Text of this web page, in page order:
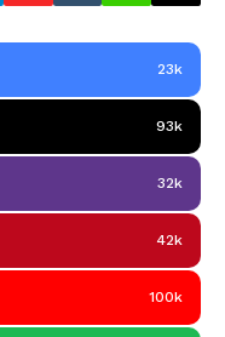
23k
93k
32k
42k
100k